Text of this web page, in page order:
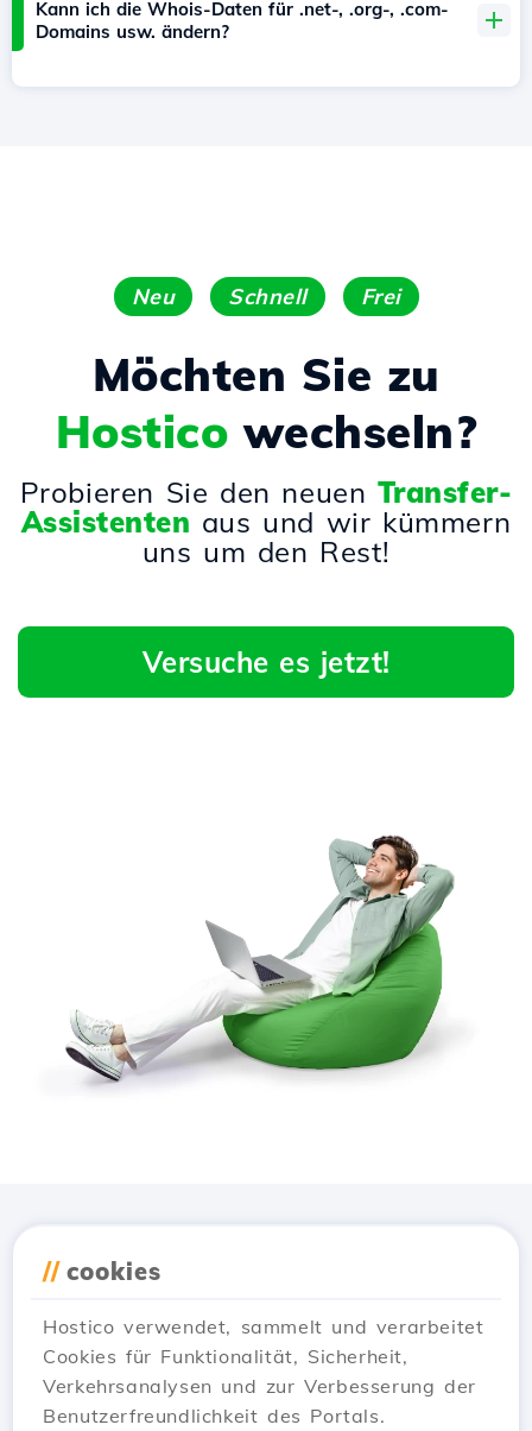
Kann ich die Whois-Daten für .net-, .org-, .com-
Domains usw. ändern?
Neu Schnell Frei
Möchten Sie zu
Hostico wechseln?
Probieren Sie den neuen Transfer-
Assistenten aus und wir kümmern
uns um den Rest!
Versuche es jetzt!
// cookies
Hostico verwendet, sammelt und verarbeitet
Cookies für Funktionalität, Sicherheit,
Verkehrsanalysen und zur Verbesserung der
Benutzerfreundlichkeit des Portals.